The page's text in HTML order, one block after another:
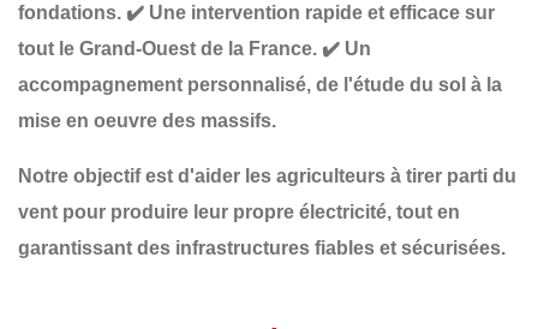
fondations. ✔️ Une intervention rapide et efficace sur
tout le Grand-Ouest de la France. ✔️ Un
accompagnement personnalisé, de l'étude du sol à la
mise en oeuvre des massifs.
Notre objectif est d'aider les agriculteurs à tirer parti du
vent pour produire leur propre électricité, tout en
garantissant des infrastructures fiables et sécurisées.